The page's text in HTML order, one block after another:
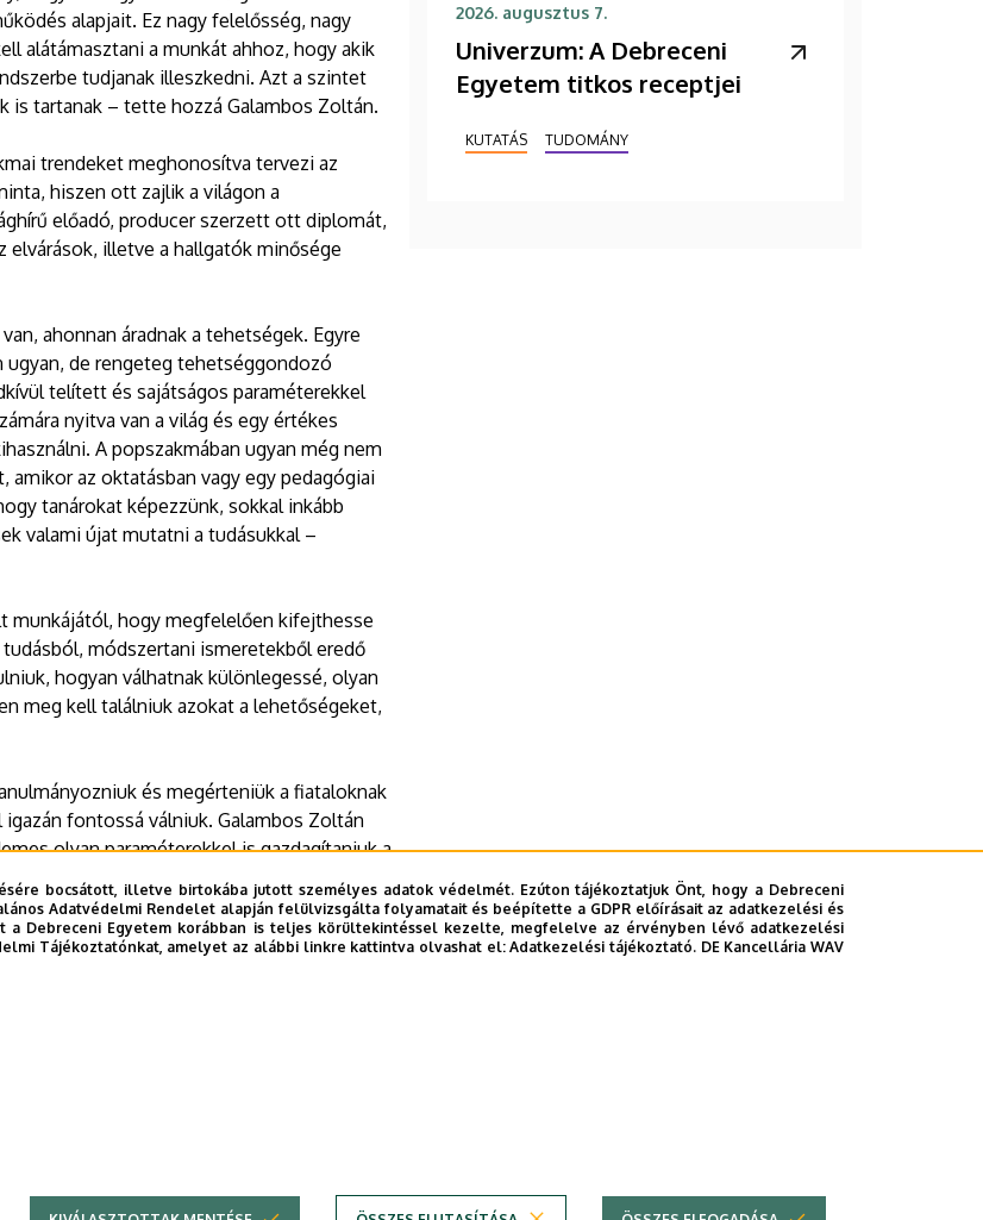
alapjait. Ez nagy felelősség, nagy
alátámasztani a munkát ahhoz, hogy akik
tudjanak illeszkedni. Azt a szintet
is tartanak – tette hozzá Galambos Zoltán.
trendeket meghonosítva tervezi az
hiszen ott zajlik a világon a
előadó, producer szerzett ott diplomát,
elvárások, illetve a hallgatók minősége
ahonnan áradnak a tehetségek. Egyre
de rengeteg tehetséggondozó
telített és sajátságos paraméterekkel
nyitva van a világ és egy értékes
A popszakmában ugyan még nem
amikor az oktatásban vagy egy pedagógiai
tanárokat képezzünk, sokkal inkább
valami újat mutatni a tudásukkal –
munkájától, hogy megfelelően kifejthesse
módszertani ismeretekből eredő
hogyan válhatnak különlegessé, olyan
meg kell találniuk azokat a lehetőségeket,
és megérteniük a fiataloknak
fontossá válniuk. Galambos Zoltán
olyan paraméterekkel is gazdagítaniuk a
sokkal inkább a csapatjátékhoz, az
kapcsolódnak.
2026. augusztus 7.
Univerzum: A Debreceni
Egyetem titkos receptjei
KUTATÁS TUDOMÁNY
bocsátott, illetve birtokába jutott személyes adatok védelmét. Ezúton tájékoztatjuk Önt, hogy a Debreceni
Adatvédelmi Rendelet alapján felülvizsgálta folyamatait és beépítette a GDPR előírásait az adatkezelési és
a Debreceni Egyetem korábban is teljes körültekintéssel kezelte, megfelelve az érvényben lévő adatkezelési
Tájékoztatónkat, amelyet az alábbi linkre kattintva olvashat el:Adatkezelési tájékoztató. DE Kancellária WAV